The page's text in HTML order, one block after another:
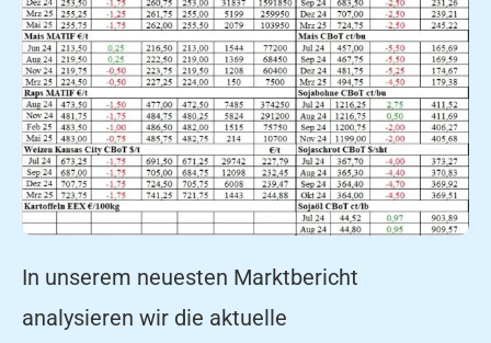
In unserem neuesten Marktbericht
analysieren wir die aktuelle